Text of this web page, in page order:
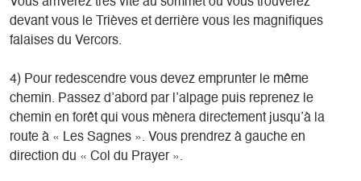
Vous arriverez très vite au sommet où vous trouverez
devant vous le Trièves et derrière vous les magnifiques
falaises du Vercors.
4) Pour redescendre vous devez emprunter le même
chemin. Passez d’abord par l’alpage puis reprenez le
chemin en forêt qui vous mènera directement jusqu’à la
route à « Les Sagnes ». Vous prendrez à gauche en
direction du « Col du Prayer ».